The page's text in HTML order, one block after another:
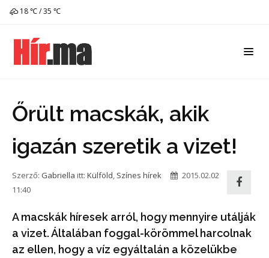
18 ℃ / 35 ℃
Őrült macskák, akik
igazán szeretik a vizet!
Szerző: Gabriella itt: Külföld, Színes hírek
2015.02.02
11:40
A macskák híresek arról, hogy mennyire utálják
a vizet. Általában foggal-körömmel harcolnak
az ellen, hogy a víz egyáltalán a közelükbe